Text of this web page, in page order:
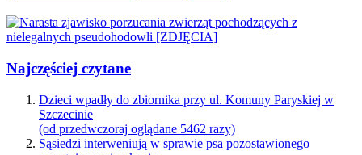
Najczęściej czytane
Dzieci wpadły do zbiornika przy ul. Komuny Paryskiej w
Szczecinie
(od przedwczoraj oglądane 5462 razy)
Sąsiedzi interweniują w sprawie psa pozostawionego